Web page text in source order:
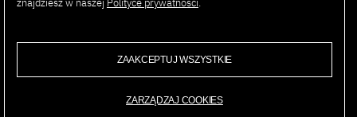
AI SUMMIT
znajdziesz w naszej Polityce prywatności.
ZAAKCEPTUJ WSZYSTKIE
ZARZĄDZAJ COOKIES